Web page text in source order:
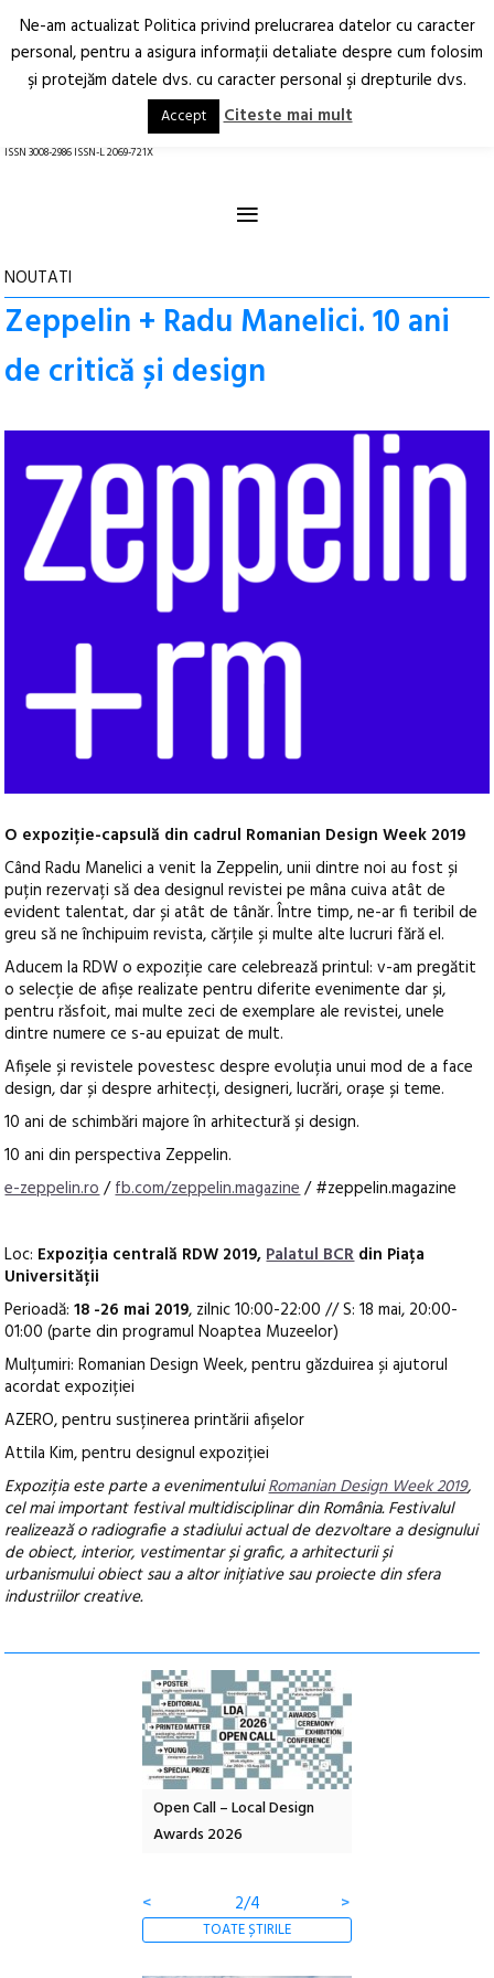
Arhitectură.
Oraș.
RO EN
ISSN 3008-2986 ISSN-L 2069-721X
≡
NOUTATI
Zeppelin + Radu Manelici. 10 ani
de critică și design
O expoziție-capsulă din cadrul Romanian Design Week 2019
Când Radu Manelici a venit la Zeppelin, unii dintre noi au fost și
puțin rezervați să dea designul revistei pe mâna cuiva atât de
evident talentat, dar și atât de tânăr. Între timp, ne-ar fi teribil de
greu să ne închipuim revista, cărțile și multe alte lucruri fără el.
Aducem la RDW o expoziție care celebrează printul: v-am pregătit
o selecție de afișe realizate pentru diferite evenimente dar și,
pentru răsfoit, mai multe zeci de exemplare ale revistei, unele
dintre numere ce s-au epuizat de mult.
Afișele și revistele povestesc despre evoluția unui mod de a face
design, dar și despre arhitecți, designeri, lucrări, orașe și teme.
10 ani de schimbări majore în arhitectură și design.
10 ani din perspectiva Zeppelin.
e-zeppelin.ro/fb.com/zeppelin.magazine/ #zeppelin.magazine
Loc: Expoziția centrală RDW 2019,Palatul BCRdin Piața
Universității
Perioadă:18 -26 mai 2019, zilnic 10:00-22:00 // S: 18 mai, 20:00-
01:00 (parte din programul Noaptea Muzeelor)
Mulțumiri: Romanian Design Week, pentru găzduirea și ajutorul
acordat expoziției
AZERO, pentru susținerea printării afișelor
Attila Kim, pentru designul expoziției
Expoziția este parte a evenimentuluiRomanian Design Week 2019,
cel mai important festival multidisciplinar din România. Festivalul
realizează o radiografie a stadiului actual de dezvoltare a designului
de obiect, interior, vestimentar și grafic, a arhitecturii și
urbanismului obiect sau a altor inițiative sau proiecte din sfera
industriilor creative.
Open Call – Local Design
Awards 2026
<
2/4 >
TOATE ȘTIRILE
Ne-am actualizat Politica privind prelucrarea datelor cu caracter
personal, pentru a asigura informaţii detaliate despre cum folosim
şi protejăm datele dvs. cu caracter personal şi drepturile dvs.
Accept Citeste mai mult